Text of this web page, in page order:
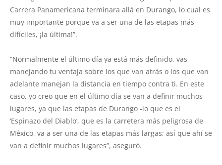
Carrera Panamericana terminara allá en Durango, lo cual es
muy importante porque va a ser una de las etapas más
difíciles, ¡la última!”.
“Normalmente el último día ya está más definido, vas
manejando tu ventaja sobre los que van atrás o los que van
adelante manejan la distancia en tiempo contra ti. En este
caso, yo creo que en el último día se van a definir muchos
lugares, ya que las etapas de Durango -lo que es el
‘Espinazo del Diablo’, que es la carretera más peligrosa de
México, va a ser una de las etapas más largas; así que ahí se
van a definir muchos lugares”, aseguró.